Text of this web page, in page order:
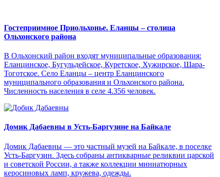
Гостеприимное Приольхонье. Еланцы – столица
Ольхонского района
В Ольхонский район входят муниципальные образования:
Еланцинское, Бугульдейское, Куретское, Хужирское, Шара-
Тоготское. Село Еланцы – центр Еланцинского
муниципального образования и Ольхонского района.
Численность населения в селе 4.356 человек.
Домик Дабаевны в Усть-Баргузине на Байкале
Домик Дабаевны — это частный музей на Байкале, в поселке
Усть-Баргузин. Здесь собраны антикварные реликвии царской
и советской России, а также коллекции миниатюрных
керосиновых ламп, кружева, одежды.